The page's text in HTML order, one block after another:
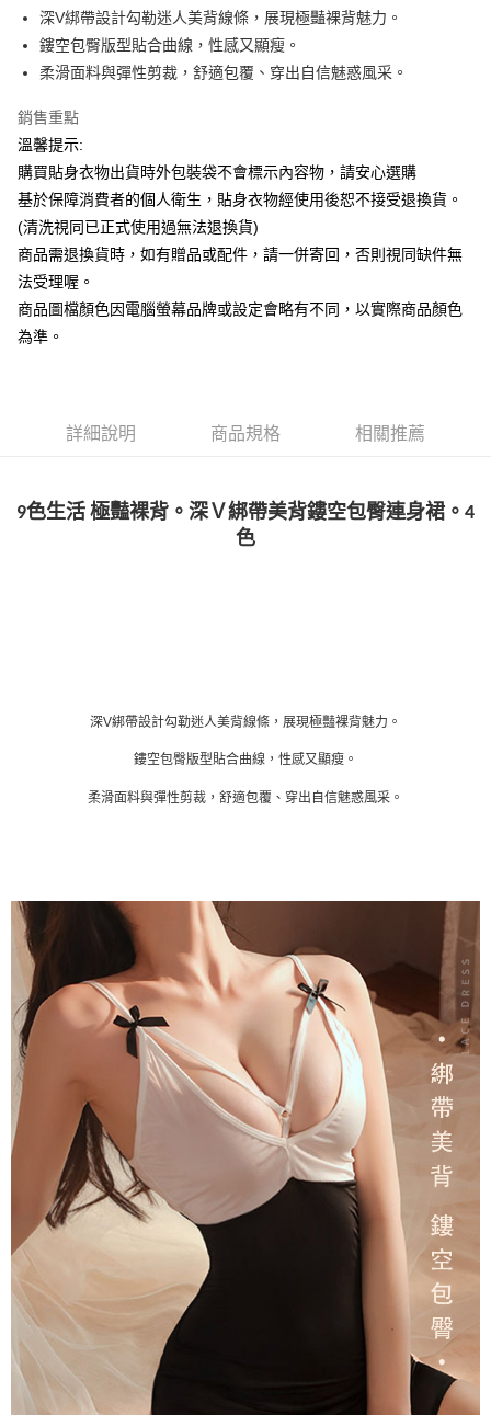
Apple Pay
街口支付
ATM付款
全家付款取貨
每筆NT$65，滿NT$599(含以上)免運費
7-11付款取貨
國家/地區配送 查看運費
深V綁帶設計勾勒迷人美背線條，展現極豔裸背魅力。
鏤空包臀版型貼合曲線，性感又顯瘦。
柔滑面料與彈性剪裁，舒適包覆、穿出自信魅惑風采。
銷售重點
溫馨提示:
購買貼身衣物出貨時外包裝袋不會標示內容物，請安心選購
基於保障消費者的個人衛生，貼身衣物經使用後恕不接受退換貨。
(清洗視同已正式使用過無法退換貨)
商品需退換貨時，如有贈品或配件，請一併寄回，否則視同缺件無
法受理喔。
商品圖檔顏色因電腦螢幕品牌或設定會略有不同，以實際商品顏色
為準。
詳細說明 商品規格 相關推薦
9色生活 極豔裸背。深Ｖ綁帶美背鏤空包臀連身裙。4
色
深V綁帶設計勾勒迷人美背線條，展現極豔裸背魅力。
鏤空包臀版型貼合曲線，性感又顯瘦。
柔滑面料與彈性剪裁，舒適包覆、穿出自信魅惑風采。